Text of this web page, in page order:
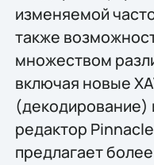
изменяемой
также
множеством
включая новые
(декодирование)
редактор
предлагает